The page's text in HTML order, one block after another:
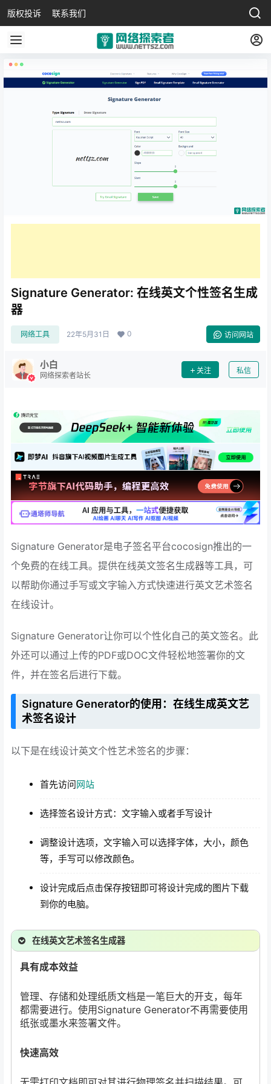
版权投诉 联系我们
Signature Generator: 在线英文个性签名生成
器
网络工具 22年5月31日 0 访问网站
小白
网络探索者站长
关注 私信
Signature Generator是电子签名平台cocosign推出的一
个免费的在线工具。提供在线英文签名生成器等工具，可
以帮助你通过手写或文字输入方式快速进行英文艺术签名
在线设计。
Signature Generator让你可以个性化自己的英文签名。此
外还可以通过上传的PDF或DOC文件轻松地签署你的文
件，并在签名后进行下载。
Signature Generator的使用：在线生成英文艺
术签名设计
以下是在线设计英文个性艺术签名的步骤：
首先访问网站
选择签名设计方式：文字输入或者手写设计
调整设计选项，文字输入可以选择字体，大小，颜色
等，手写可以修改颜色。
设计完成后点击保存按钮即可将设计完成的图片下载
到你的电脑。
在线英文艺术签名生成器
具有成本效益
管理、存储和处理纸质文档是一笔巨大的开支，每年
都需要进行。使用Signature Generator不再需要使用
纸张或墨水来签署文件。
快速高效